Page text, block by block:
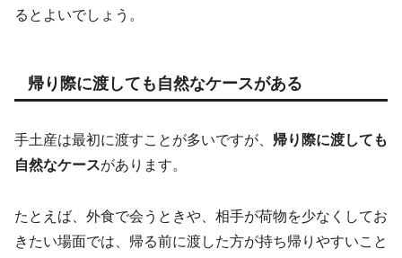
るとよいでしょう。
帰り際に渡しても自然なケースがある
手土産は最初に渡すことが多いですが、 帰り際に渡しても
自然なケースがあります。
たとえば、外食で会うときや、相手が荷物を少なくしてお
きたい場面では、帰る前に渡した方が持ち帰りやすいこと